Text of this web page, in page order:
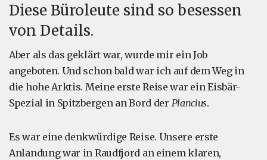
Diese Büroleute sind so besessen
von Details.
Aber als das geklärt war, wurde mir ein Job
angeboten. Und schon bald war ich auf dem Weg in
die hohe Arktis. Meine erste Reise war ein Eisbär-
Spezial in Spitzbergen an Bord der Plancius.
Es war eine denkwürdige Reise. Unsere erste
Anlandung war in Raudfjord an einem klaren,